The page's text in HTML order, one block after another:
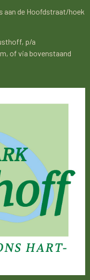
aan de Hoofdstraat/hoek
p/a
of via bovenstaand